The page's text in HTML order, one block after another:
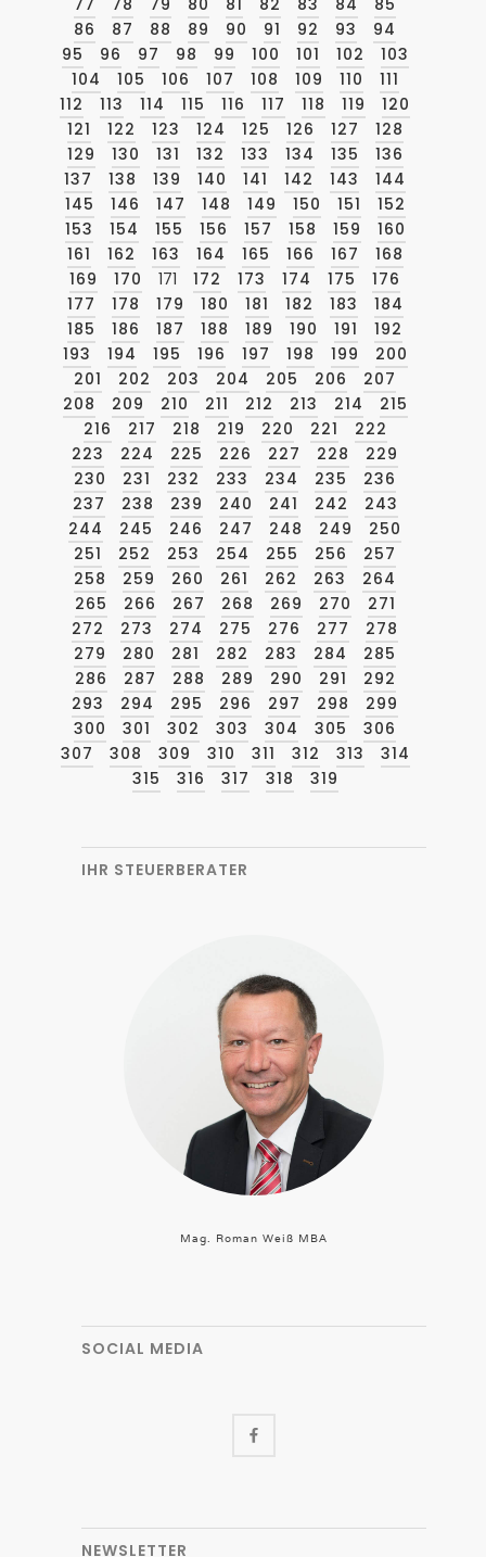
86
87 88 89 90 91 92 93
94
95
96 97 98 99 100 101 102
103
104
105 106 107 108 109 110
111
112
113 114 115 116 117 118 119
120
121
122 123 124 125 126 127
128
129
130 131 132 133 134 135
136
137
138 139 140 141 142 143
144
145
146 147 148 149 150 151
152
153
154 155 156 157 158 159
160
161
162 163 164 165 166 167
168
169
170 171 172 173 174 175
176
177
178 179 180 181 182 183
184
185
186 187 188 189 190 191
192
193
194 195 196 197 198 199
200
201
202 203 204 205 206
207
208
209 210 211 212 213 214
215
216
217 218 219 220 221
222
223
224 225 226 227 228
229
230
231 232 233 234 235
236
237
238 239 240 241 242
243
244
245 246 247 248 249
250
251
252 253 254 255 256
257
258
259 260 261 262 263
264
265
266 267 268 269 270
271
272
273 274 275 276 277
278
279
280 281 282 283 284
285
286
287 288 289 290 291
292
293
294 295 296 297 298
299
300
301 302 303 304 305
306
307
308 309 310 311 312 313
314
315
316 317 318 319
IHR STEUERBERATER
Mag. Roman Weiß MBA
SOCIAL MEDIA
NEWSLETTER